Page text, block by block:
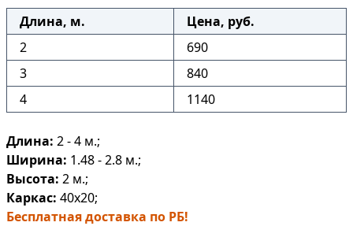
Длина, м.
Цена, руб.
2
690
3
840
4
1140
Длина: 2 - 4 м.;
Ширина: 1.48 - 2.8 м.;
Высота: 2 м.;
Каркас: 40х20;
Бесплатная доставка по РБ!